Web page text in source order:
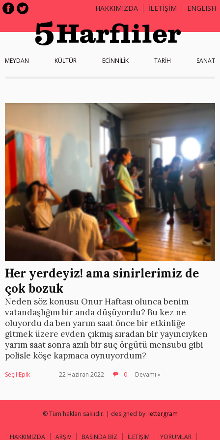
HAKKIMIZDA İLETİŞİM ENGLISH
MEYDAN KÜLTÜR ECİNNİLİK TARİH SANAT
Her yerdeyiz! ama sinirlerimiz de
çok bozuk
Neden söz konusu Onur Haftası olunca benim
vatandaşlığım bir anda düşüyordu? Bu kez ne
oluyordu da ben yarım saat önce bir etkinliğe
gitmek üzere evden çıkmış sıradan bir yayıncıyken
yarım saat sonra azılı bir suç örgütü mensubu gibi
polisle köşe kapmaca oynuyordum?
Seçil Epik 22 Haziran 2022 0 Devamı »
© Tüm hakları saklıdır. | designed by: lettergram
HAKKIMIZDA ARŞİV BASINDA BİZ İLETİŞİM YORUMLAR